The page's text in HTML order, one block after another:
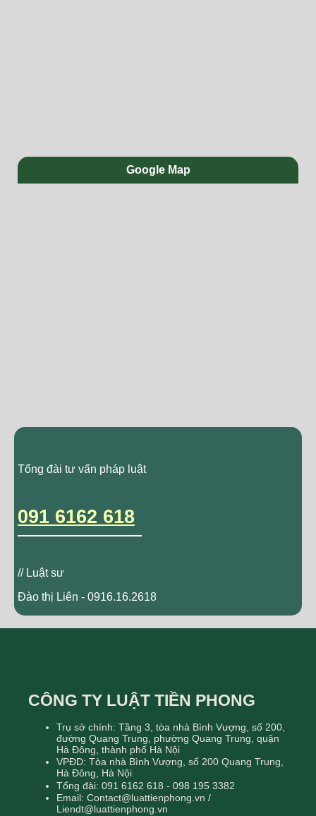
Google Map
Tổng đài tư vấn pháp luật
091 6162 618
// Luật sư
Đào thị Liên - 0916.16.2618
CÔNG TY LUẬT TIỀN PHONG
Trụ sở chính: Tầng 3, tòa nhà Bình Vượng, số 200,
đường Quang Trung, phường Quang Trung, quận
Hà Đông, thành phố Hà Nội
VPĐD: Tòa nhà Bình Vượng, số 200 Quang Trung,
Hà Đông, Hà Nội
Tổng đài: 091 6162 618 - 098 195 3382
Email: Contact@luattienphong.vn /
Liendt@luattienphong.vn